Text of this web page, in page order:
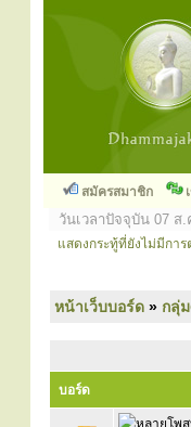
สมัครสมาชิก
วันเวลาปัจจุบัน 07 ส.
แสดงกระทู้ที่ยังไม่มีการ
หน้าเว็บบอร์ด » กลุ่
บอร์ด